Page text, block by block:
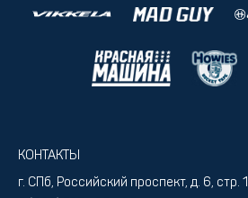
КОНТАКТЫ
г. СПб, Российский проспект, д. 6, стр. 1